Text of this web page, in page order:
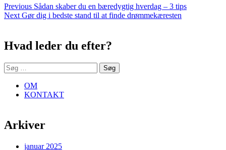
Indlægsnavigation
Previous Previous
post:
Sådan skaber du en bæredygtig hverdag – 3 tips
Next Next
Gør dig i bedste stand til at finde drømmekæresten
Hvad leder du efter?
Søg
efter:
OM
KONTAKT
Arkiver
januar 2025